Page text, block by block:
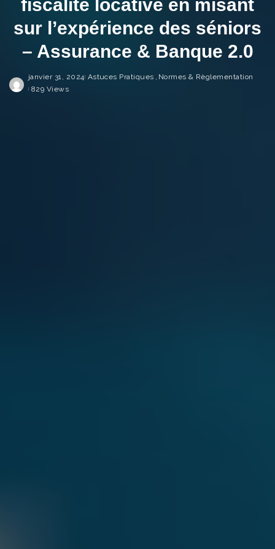
fiscalité locative en misant
sur l’expérience des séniors
– Assurance & Banque 2.0
janvier 31, 2024 Astuces Pratiques
Normes & Règlementation
829 Views